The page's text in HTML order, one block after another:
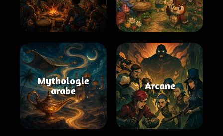
Mythologie
arabe
Arcane